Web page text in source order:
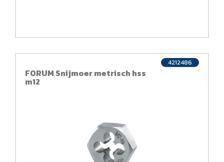
FORUM Snijmoer metrisch hss
m12
4212486